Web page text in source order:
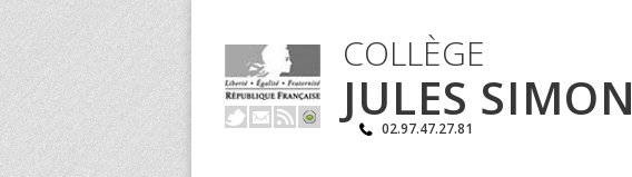
COLLÈGE
JULES SIMON
02.97.47.27.81